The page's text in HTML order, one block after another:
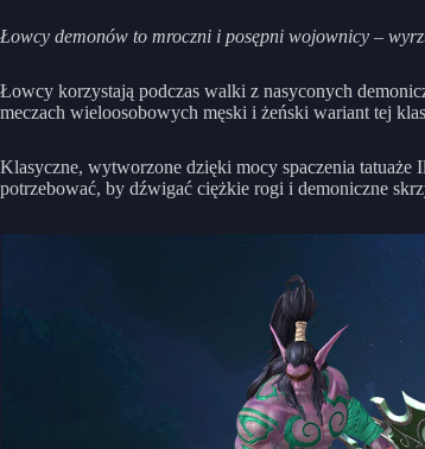
Łowcy demonów to mroczni i posępni wojownicy –
Łowcy korzystają podczas walki z nasyconych
meczach wieloosobowych męski i żeński wariant tej
Klasyczne, wytworzone dzięki mocy spaczenia tatuaże
potrzebować, by dźwigać ciężkie rogi i demoniczne